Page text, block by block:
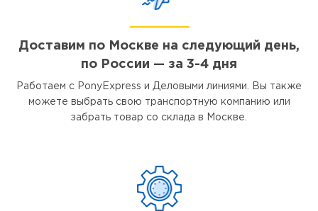
Доставим по Москве на следующий день,
по России — за 3-4 дня
Работаем с PonyExpress и Деловыми линиями. Вы также
можете выбрать свою транспортную компанию или
забрать товар со склада в Москве.